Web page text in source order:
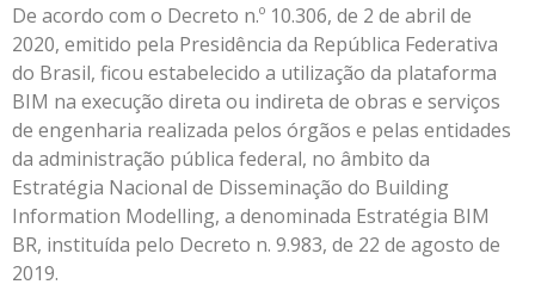
De acordo com o Decreto n.º 10.306, de 2 de abril de
2020, emitido pela Presidência da República Federativa
do Brasil, ficou estabelecido a utilização da plataforma
BIM na execução direta ou indireta de obras e serviços
de engenharia realizada pelos órgãos e pelas entidades
da administração pública federal, no âmbito da
Estratégia Nacional de Disseminação do Building
Information Modelling, a denominada Estratégia BIM
BR, instituída pelo Decreto n. 9.983, de 22 de agosto de
2019.